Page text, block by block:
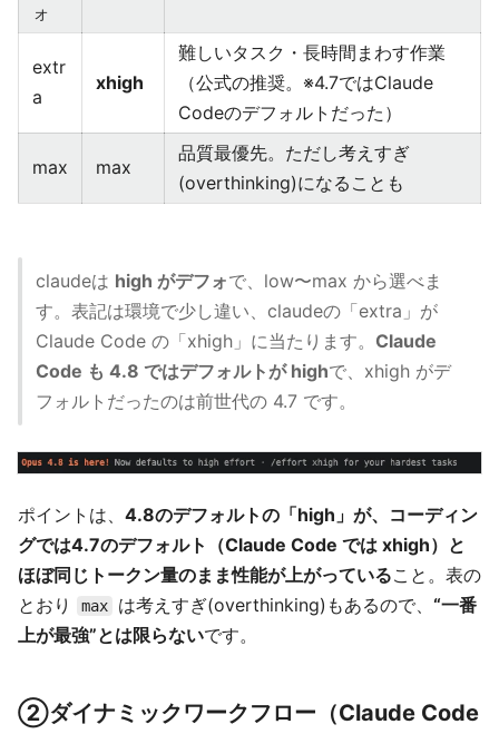
ォ
extr
a
xhigh
難しいタスク・長時間まわす作業
（公式の推奨。※4.7ではClaude
Codeのデフォルトだった）
max max
品質最優先。ただし考えすぎ
(overthinking)になることも
claudeは high がデフォで、low〜max から選べま
す。表記は環境で少し違い、claudeの「extra」が
Claude Code の「xhigh」に当たります。 Claude
Code も 4.8 ではデフォルトが highで、xhigh がデ
フォルトだったのは前世代の 4.7 です。
ポイントは、 4.8のデフォルトの「high」が、コーディン
グでは4.7のデフォルト（Claude Code では xhigh）と
ほぼ同じトークン量のまま性能が上がっていること。表の
とおり
max は考えすぎ(overthinking)もあるので、 “一番
上が最強”とは限らないです。
②ダイナミックワークフロー（Claude Code